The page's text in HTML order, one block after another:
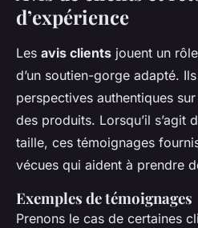
d’expérience
Les avis clients jouent un
d’un soutien-gorge adapté.
perspectives authentiques
des produits. Lorsqu’il s’agit
taille, ces témoignages
vécues qui aident à prendre
Exemples de témoignages
Prenons le cas de certaines